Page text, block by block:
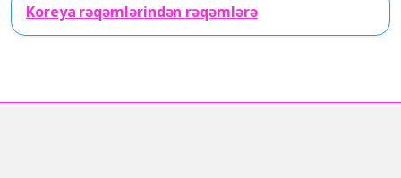
Koreya rəqəmlərindən rəqəmlərə